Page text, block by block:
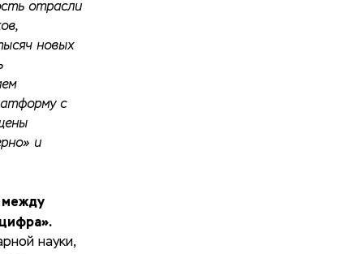
отрасли
новых
с
и
между
науки,